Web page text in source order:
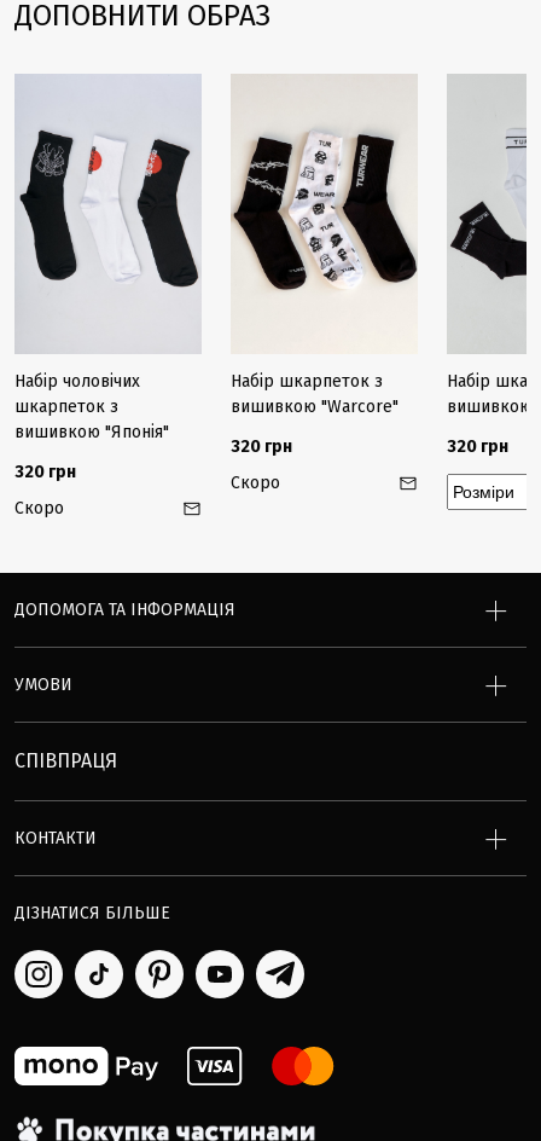
ДОПОВНИТИ ОБРАЗ
Набір чоловічих
шкарпеток з
вишивкою "Японія"
320 грн
Скоро
Набір шкарпеток з
вишивкою "Warcore"
320 грн
Скоро
Набір
вишивкою
320 грн
ДОПОМОГА ТА ІНФОРМАЦІЯ
УМОВИ
СПІВПРАЦЯ
КОНТАКТИ
ДІЗНАТИСЯ БІЛЬШЕ